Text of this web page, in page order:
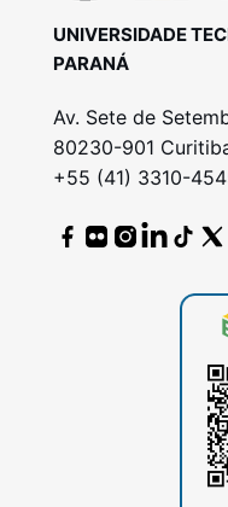
UNIVERSIDADE
PARANÁ
Av. Sete de
80230-901
+55 (41) 3310-